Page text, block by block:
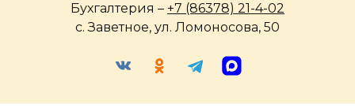
Бухгалтерия – +7 (86378) 21-4-02
с. Заветное, ул. Ломоносова, 50